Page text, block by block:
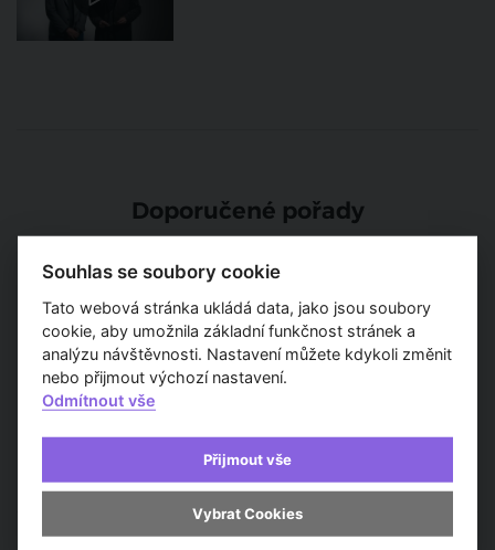
Doporučené pořady
TV Architect
v regionech
Díla architektů
a designérů
TV Architect
představuje...
Partneři
Souhlas se soubory cookie
Tato webová stránka ukládá data, jako jsou soubory
cookie, aby umožnila základní funkčnost stránek a
analýzu návštěvnosti. Nastavení můžete kdykoli změnit
nebo přijmout výchozí nastavení.
Odmítnout vše
Přijmout vše
Vybrat Cookies